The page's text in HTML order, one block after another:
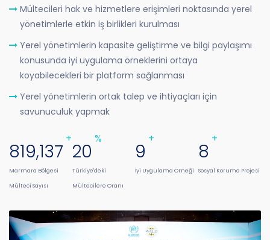
Mültecileri hak ve hizmetlere erişimleri noktasında yerel
yönetimlerle etkin iş birlikleri kurulması
Yerel yönetimlerin kapasite geliştirme ve bilgi paylaşımı
konusunda iyi uygulama örneklerini ortaya
koyabilecekleri bir platform sağlanması
Yerel yönetimlerin ortak talep ve ihtiyaçları için
savunuculuk yapmak
819,137
+
Marmara Bölgesi
Mülteci Sayısı
22
%
Türkiye'deki
Mültecilere Oranı
10
+
İyi Uygulama Örneği
9
+
Sosyal Koruma Projesi